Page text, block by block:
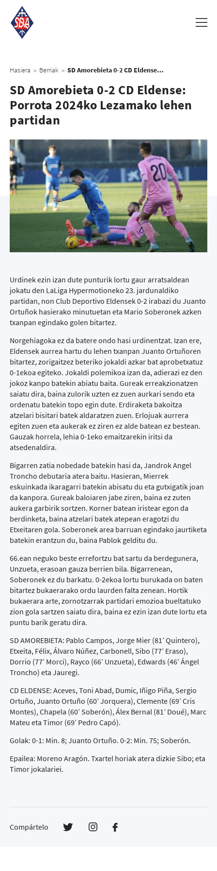
Hasiera > Berriak > SD Amorebieta 0-2 CD Eldense: Porrota 2024ko Lezamako lehen partidan
SD Amorebieta 0-2 CD Eldense:
Porrota 2024ko Lezamako lehen
partidan
Urdinek ezin izan dute punturik lortu gaur arratsaldean
jokatu den LaLiga Hypermotioneko 23. jardunaldiko
partidan, non Club Deportivo Eldensek 0-2 irabazi du Juanto
Ortuñok hasierako minutuetan eta Mario Soberonek azken
txanpan egindako golen bitartez.
Norgehiagoka ez da batere ondo hasi urdinentzat. Izan ere,
Eldensek aurrea hartu du lehen txanpan Juanto Ortuñoren
bitartez, zorigaitzez beteriko jokaldi azkar bat aprobetxatuz
0-1ekoa egiteko. Jokaldi polemikoa izan da, adierazi ez den
jokoz kanpo batekin abiatu baita. Gureak erreakzionatzen
saiatu dira, baina zulorik uzten ez zuen aurkari sendo eta
ordenatu batekin topo egin dute. Erdiraketa bakoitza
atzelari bisitari batek aldaratzen zuen. Erlojuak aurrera
egiten zuen eta aukerak ez ziren ez alde batean ez bestean.
Gauzak horrela, lehia 0-1eko emaitzarekin iritsi da
atsedenaldira.
Bigarren zatia nobedade batekin hasi da, Jandrok Angel
Troncho debutaria atera baitu. Hasieran, Mierrek
eskuinkada ikaragarri batekin abisatu du eta gutxigatik joan
da kanpora. Gureak baloiaren jabe ziren, baina ez zuten
aukera garbirik sortzen. Korner batean iristear egon da
berdinketa, baina atzelari batek atepean eragotzi du
Etxeitaren gola. Soberonek area barruan egindako jaurtiketa
batekin erantzun du, baina Pablok gelditu du.
66.ean neguko beste errefortzu bat sartu da berdegunera,
Unzueta, erasoan gauza berrien bila. Bigarrenean,
Soberonek ez du barkatu. 0-2ekoa lortu burukada on baten
bitartez bukaerarako ordu laurden falta zenean. Hortik
bukaerara arte, zornotzarrak partidari emozioa bueltatuko
zion gola sartzen saiatu dira, baina ez ezin izan dute lortu eta
puntu barik geratu dira.
SD AMOREBIETA: Pablo Campos, Jorge Mier (81’ Quintero),
Etxeita, Félix, Álvaro Núñez, Carbonell, Sibo (77’ Eraso),
Dorrio (77’ Morci), Rayco (66’ Unzueta), Edwards (46’ Ángel
Troncho) eta Jauregi.
CD ELDENSE: Aceves, Toni Abad, Dumic, Iñigo Piña, Sergio
Ortuño, Juanto Ortuño (60’ Jorquera), Clemente (69’ Cris
Montes), Chapela (60’ Soberón), Álex Bernal (81’ Doué), Marc
Mateu eta Timor (69’ Pedro Capó).
Golak: 0-1: Min. 8; Juanto Ortuño. 0-2: Min. 75; Soberón.
Epailea: Moreno Aragón. Txartel horiak atera dizkie Sibo; eta
Timor jokalariei.
Compártelo